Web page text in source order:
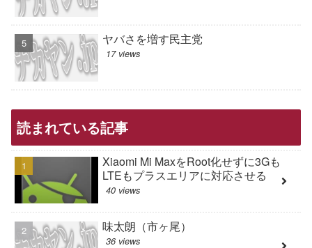
ヤバさを増す民主党
17 views
読まれている記事
Xiaomi Mi MaxをRoot化せずに3Gも
LTEもプラスエリアに対応させる
40 views
味太朗（市ヶ尾）
36 views